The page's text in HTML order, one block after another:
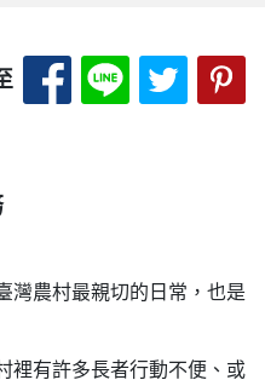
分享至 Facebook-
分享至分享
灣農村最親切的日常，也是
裡有許多長者行動不便、或